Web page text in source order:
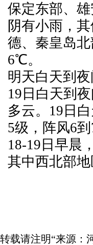
保定东部、
阴有小雨，
德、秦皇岛
6℃。
明天白天到夜
19日白天到
多云。19日
5级，阵风6到
18-19日早晨
其中西北部
转载请注明“来源：